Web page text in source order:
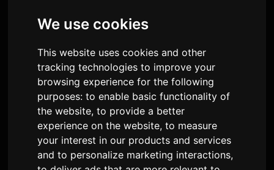
We use cookies
This website uses cookies and other
tracking technologies to improve your
browsing experience for the following
purposes:to enable basic functionality of
the website,to provide a better
experience on the website,to measure
your interest in our products and services
and to personalize marketing interactions,
'Koko Ore' Anime Episodio 2:
Avance e Detalles de
Streaming Global